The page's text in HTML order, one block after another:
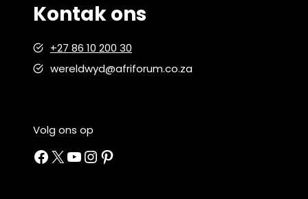
Kontak ons
+27 86 10 200 30
wereldwyd@afriforum.co.za
Volg ons op
Facebook
X YouTube
Instagram
Pinterest